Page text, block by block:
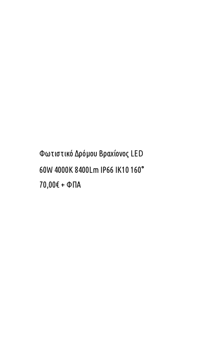
Φωτιστικό Δρόμου Βραχίονος LED
60W 4000K 8400Lm IP66 ΙΚ10 160°
70,00€ + ΦΠΑ